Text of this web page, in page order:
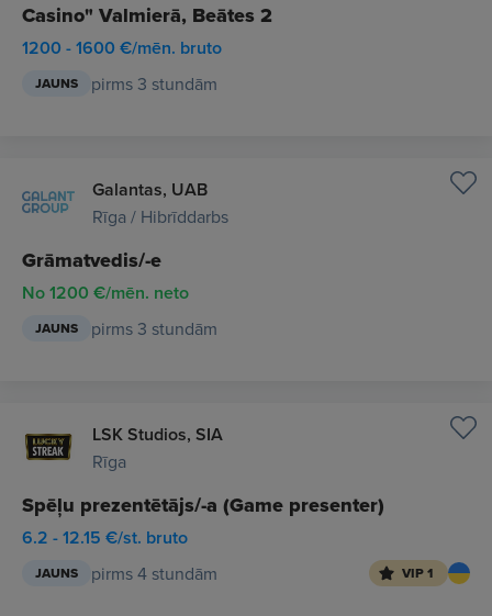
Casino" Valmierā, Beātes 2
1200 - 1600 €/mēn. bruto
JAUNS pirms 3 stundām
Galantas, UAB
Rīga / Hibrīddarbs
Grāmatvedis/-e
No 1200 €/mēn. neto
JAUNS pirms 3 stundām
LSK Studios, SIA
Rīga
Spēļu prezentētājs/-a (Game presenter)
6.2 - 12.15 €/st. bruto
JAUNS pirms 4 stundām VIP 1